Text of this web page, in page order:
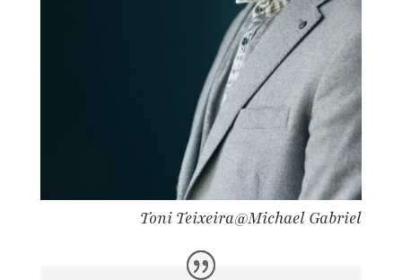
Toni Teixeira@Michael Gabriel